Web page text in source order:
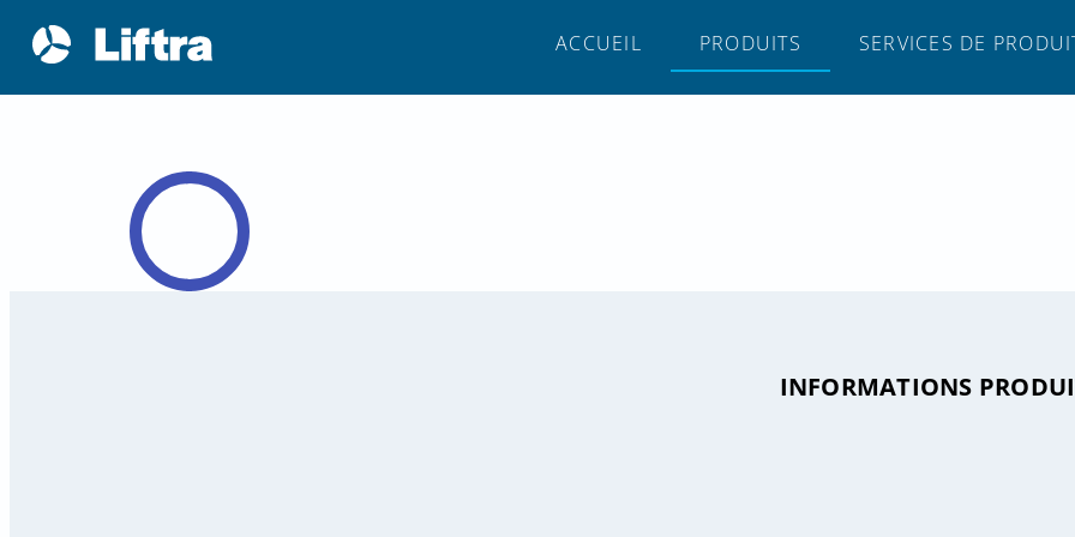
ACCUEIL PRODUITS SERVICES DE
INFORMATIONS